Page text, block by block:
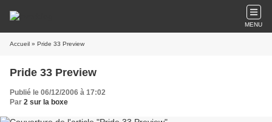
MENU
Accueil » Pride 33 Preview
Pride 33 Preview
Publié le 06/12/2006 à 17:02
Par 2 sur la boxe